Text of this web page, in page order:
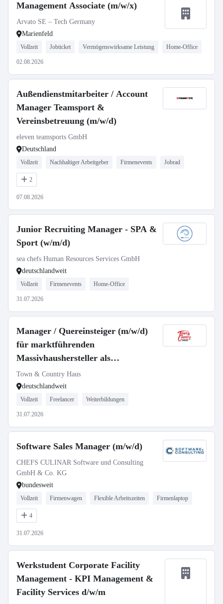
Management Associate (m/w/x)
Arvato SE – Tech Germany
Marienfeld
Vollzeit Jobticket Vermögenswirksame Leistung Home-Office
02.08.2026
Außendienstmitarbeiter / Account
Manager Teamsport &
Vereinsbetreuung (m/w/d)
eleven teamsports GmbH
Deutschland
Vollzeit Nachhaltiger Arbeitgeber Firmenevents Jobrad
2
07.08.2026
Junior Recruiting Manager - SPA &
Sport (w/m/d)
sea chefs Human Resources Services GmbH
deutschlandweit
Vollzeit Firmenevents Home-Office
31.07.2026
Manager / Quereinsteiger (m/w/d)
für marktführenden
Massivhaushersteller als
selbstständiger Gebietsleiter
Town & Country Haus
deutschlandweit
Vollzeit Freelancer Weiterbildungen
31.07.2026
Software Sales Manager (m/w/d)
CHEFS CULINAR Software und Consulting
GmbH & Co. KG
bundesweit
Vollzeit Firmenwagen Flexible Arbeitszeiten Firmenlaptop
4
31.07.2026
Werkstudent Corporate Facility
Management - KPI Management &
Facility Services d/w/m